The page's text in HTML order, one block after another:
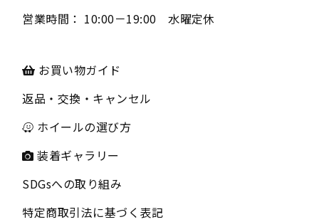
営業時間： 10:00－19:00 水曜定休
お買い物ガイド
返品・交換・キャンセル
ホイールの選び方
装着ギャラリー
SDGsへの取り組み
特定商取引法に基づく表記